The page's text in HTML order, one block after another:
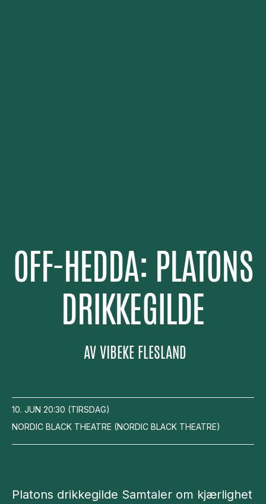
OFF-HEDDA: PLATONS
DRIKKEGILDE
AVVIBEKE FLESLAND
10. JUN 20:30 (TIRSDAG)
NORDIC BLACK THEATRE (NORDIC BLACK THEATRE)
Platons drikkegilde Samtaler om kjærlighet